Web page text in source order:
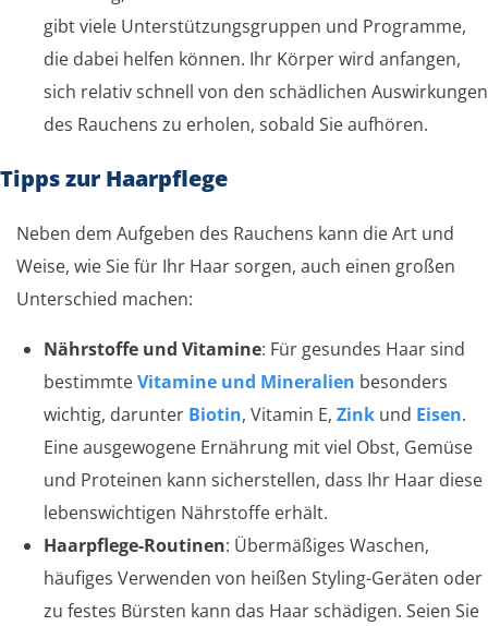
gibt viele Unterstützungsgruppen und Programme,
die dabei helfen können. Ihr Körper wird anfangen,
sich relativ schnell von den schädlichen Auswirkungen
des Rauchens zu erholen, sobald Sie aufhören.
Tipps zur Haarpflege
Neben dem Aufgeben des Rauchens kann die Art und
Weise, wie Sie für Ihr Haar sorgen, auch einen großen
Unterschied machen:
Nährstoffe und Vitamine: Für gesundes Haar sind
bestimmteVitamine und Mineralien besonders
wichtig, darunter Biotin, Vitamin E, Zink und Eisen.
Eine ausgewogene Ernährung mit viel Obst, Gemüse
und Proteinen kann sicherstellen, dass Ihr Haar diese
lebenswichtigen Nährstoffe erhält.
Haarpflege-Routinen: Übermäßiges Waschen,
häufiges Verwenden von heißen Styling-Geräten oder
zu festes Bürsten kann das Haar schädigen. Seien Sie